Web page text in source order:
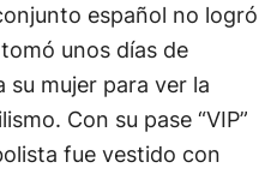
español no logró
unos días de
su mujer para ver la
Con su pase “VIP”
fue vestido con